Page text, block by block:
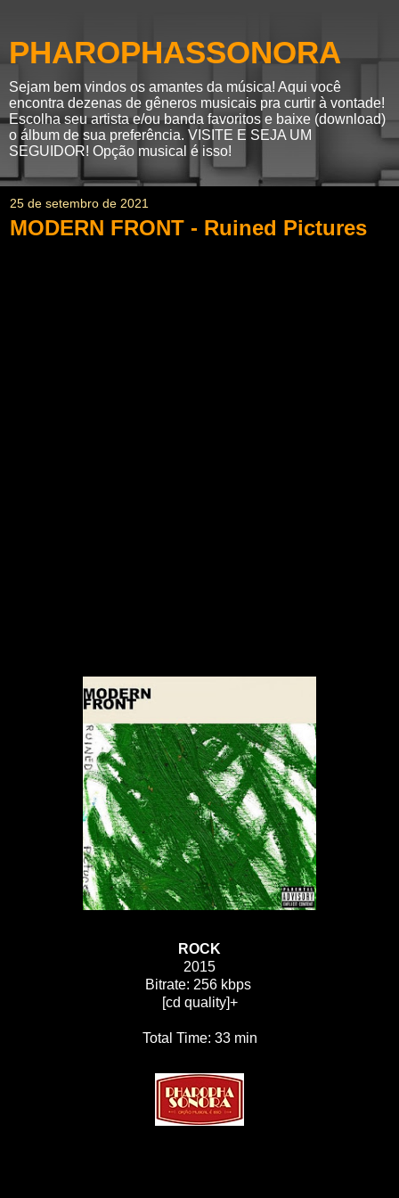
PHAROPHASSONORA
Sejam bem vindos os amantes da música! Aqui você
encontra dezenas de gêneros musicais pra curtir à vontade!
Escolha seu artista e/ou banda favoritos e baixe (download)
o álbum de sua preferência. VISITE E SEJA UM
SEGUIDOR! Opção musical é isso!
25 de setembro de 2021
MODERN FRONT - Ruined Pictures
ROCK
2015
Bitrate: 256 kbps
[cd quality]+
Total Time: 33 min